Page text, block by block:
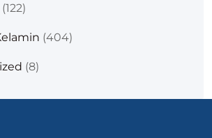
(122)
(404)
(8)